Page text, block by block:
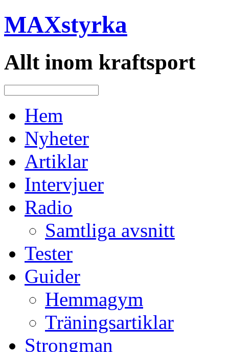
MAXstyrka
Allt inom kraftsport
Hem
Nyheter
Artiklar
Intervjuer
Radio
Samtliga avsnitt
Tester
Guider
Hemmagym
Träningsartiklar
Strongman